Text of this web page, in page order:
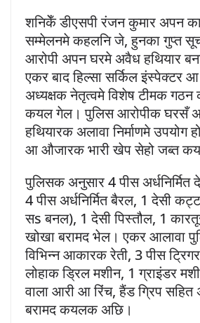
शनिकेँ डीएसपी रंजन कुमार अपन
सम्मेलनमे कहलनि जे, हुनका गुप्त
आरोपी अपन घरमे अवैध हथियार
एकर बाद हिल्सा सर्किल इंस्पेक्टर आ
अध्यक्षक नेतृत्वमे विशेष टीमक गठन
कयल गेल। पुलिस आरोपीक घरसँ
हथियारक अलावा निर्माणमे उपयोग
आ औजारक भारी खेप सेहो जब्त
पुलिसक अनुसार 4 पीस अर्धनिर्मित
4 पीस अर्धनिर्मित बैरल, 1 देसी
सs बनल), 1 देसी पिस्तौल, 1
खोखा बरामद भेल। एकर आलावा
विभिन्न आकारक रेती, 3 पीस
लोहाक ड्रिल मशीन, 1 ग्राइंडर
वाला आरी आ रिंच, हैंड ग्रिप
बरामद कयलक अछि।